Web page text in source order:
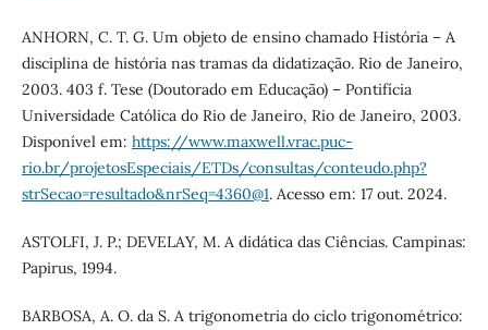
ANHORN, C. T. G. Um objeto de ensino chamado História – A
disciplina de história nas tramas da didatização. Rio de Janeiro,
2003. 403 f. Tese (Doutorado em Educação) – Pontifícia
Universidade Católica do Rio de Janeiro, Rio de Janeiro, 2003.
Disponível em: https://www.maxwell.vrac.puc-
rio.br/projetosEspeciais/ETDs/consultas/conteudo.php?
strSecao=resultado&nrSeq=4360@1. Acesso em: 17 out. 2024.
ASTOLFI, J. P.; DEVELAY, M. A didática das Ciências. Campinas:
Papirus, 1994.
BARBOSA, A. O. da S. A trigonometria do ciclo trigonométrico: